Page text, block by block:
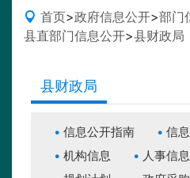
首页>政府信息公开>部门
县直部门信息公开>县财政局
县财政局
信息公开指南
信
机构信息
人事信息